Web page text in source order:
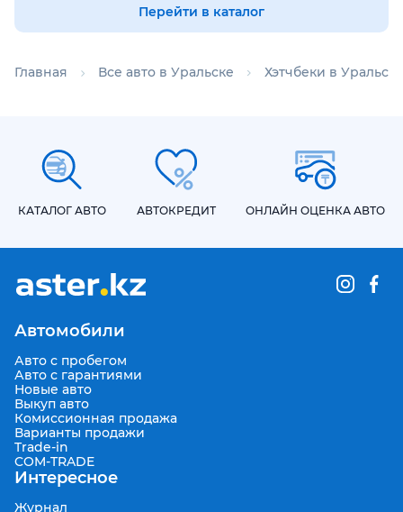
Перейти в каталог
Главная Все авто в Уральске Хэтчбеки в Уральске
КАТАЛОГ АВТО АВТОКРЕДИТ ОНЛАЙН ОЦЕНКА АВТО
Автомобили
Авто с пробегом
Авто с гарантиями
Новые авто
Выкуп авто
Комиссионная продажа
Варианты продажи
Trade-in
COM-TRADE
Интересное
Журнал